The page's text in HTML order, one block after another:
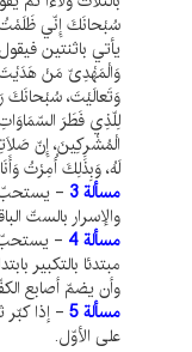
سُبْحانَكَ إِنّي ظَلَمْتُ
يأتي باثنتين
وَالْمَهْدِىّ مَنْ
وَتَعالَيْتَ،
لِلّذِي فَطَرَ
الْمُشْرِكِينَ، إِنّ
لَهُ، وَبِذَلِكَ أُمِرْتُ
مسألة 3
- يستحبّ
والإسرار بالستّ
مسألة 4
- يستحبّ
مبتدئا بالتكبير
وأن يضمّ أصابع
مسألة 5
- إذا كبّر
على الأوّل.